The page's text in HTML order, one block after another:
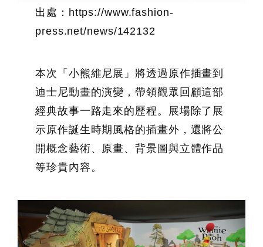
出處：https://www.fashion-
press.net/news/142132
本次「小熊維尼展」將透過原作插畫到
迪士尼動畫的演變，帶領觀眾回顧這部
經典故事一路走來的歷程。展場除了展
示原作誕生時期風格的插畫外，還將公
開概念藝術、原畫、背景圖與立體作品
等珍貴內容。